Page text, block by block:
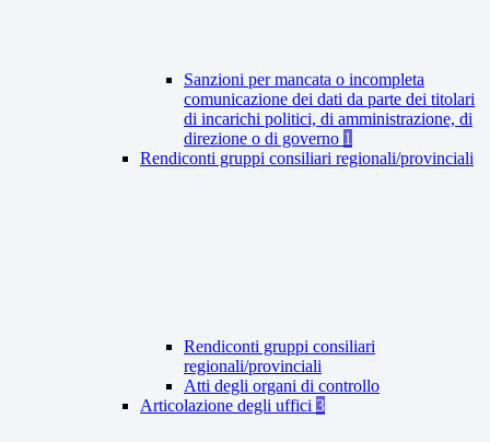
Sanzioni per mancata o incompleta
comunicazione dei dati da parte dei titolari
di incarichi politici, di amministrazione, di
direzione o di governo 1
Rendiconti gruppi consiliari regionali/provinciali
Rendiconti gruppi consiliari
regionali/provinciali
Atti degli organi di controllo
Articolazione degli uffici 3